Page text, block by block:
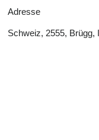
Adresse
Schweiz, 2555, Brügg,